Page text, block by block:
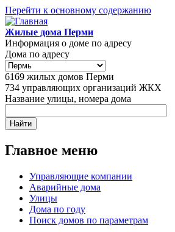
Перейти к основному содержанию
Жилые дома Перми
Информация о доме по адресу
Дома по адресу
6169 жилых домов Перми
734 управляющих организаций ЖКХ
Название улицы, номера дома
Главное меню
Управляющие компании
Аварийные дома
Улицы
Дома по году
Поиск домов по параметрам